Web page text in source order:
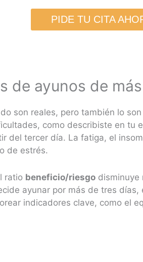
PIDE TU CITA
de ayunos de
son reales, pero también lo
como describiste en tu
del tercer día. La fatiga, el
de estrés.
ratio beneficio/riesgo disminuye
ayunar por más de tres
indicadores clave, como el